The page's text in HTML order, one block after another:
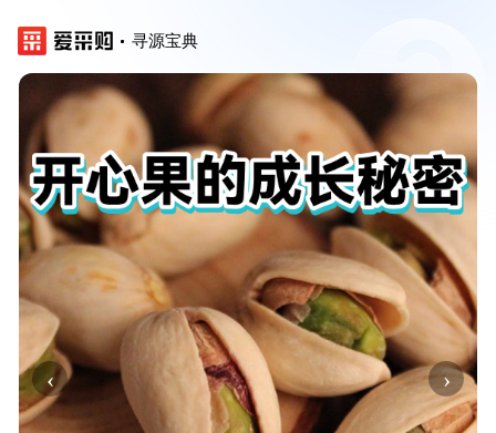
寻源宝典
‹ ›